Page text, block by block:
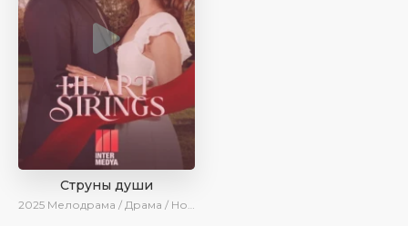
Струны души
2025 Мелодрама / Драма / Новинки / Сериалы 2025